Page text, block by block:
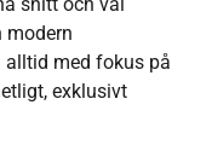
modern
med fokus på
exklusivt